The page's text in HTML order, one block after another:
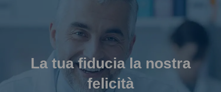
La tua fiducia la nostra
felicità